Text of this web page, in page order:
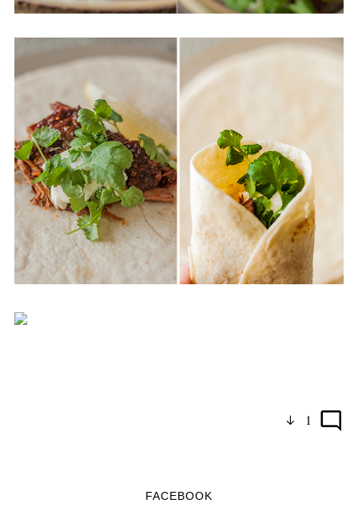
1
FACEBOOK